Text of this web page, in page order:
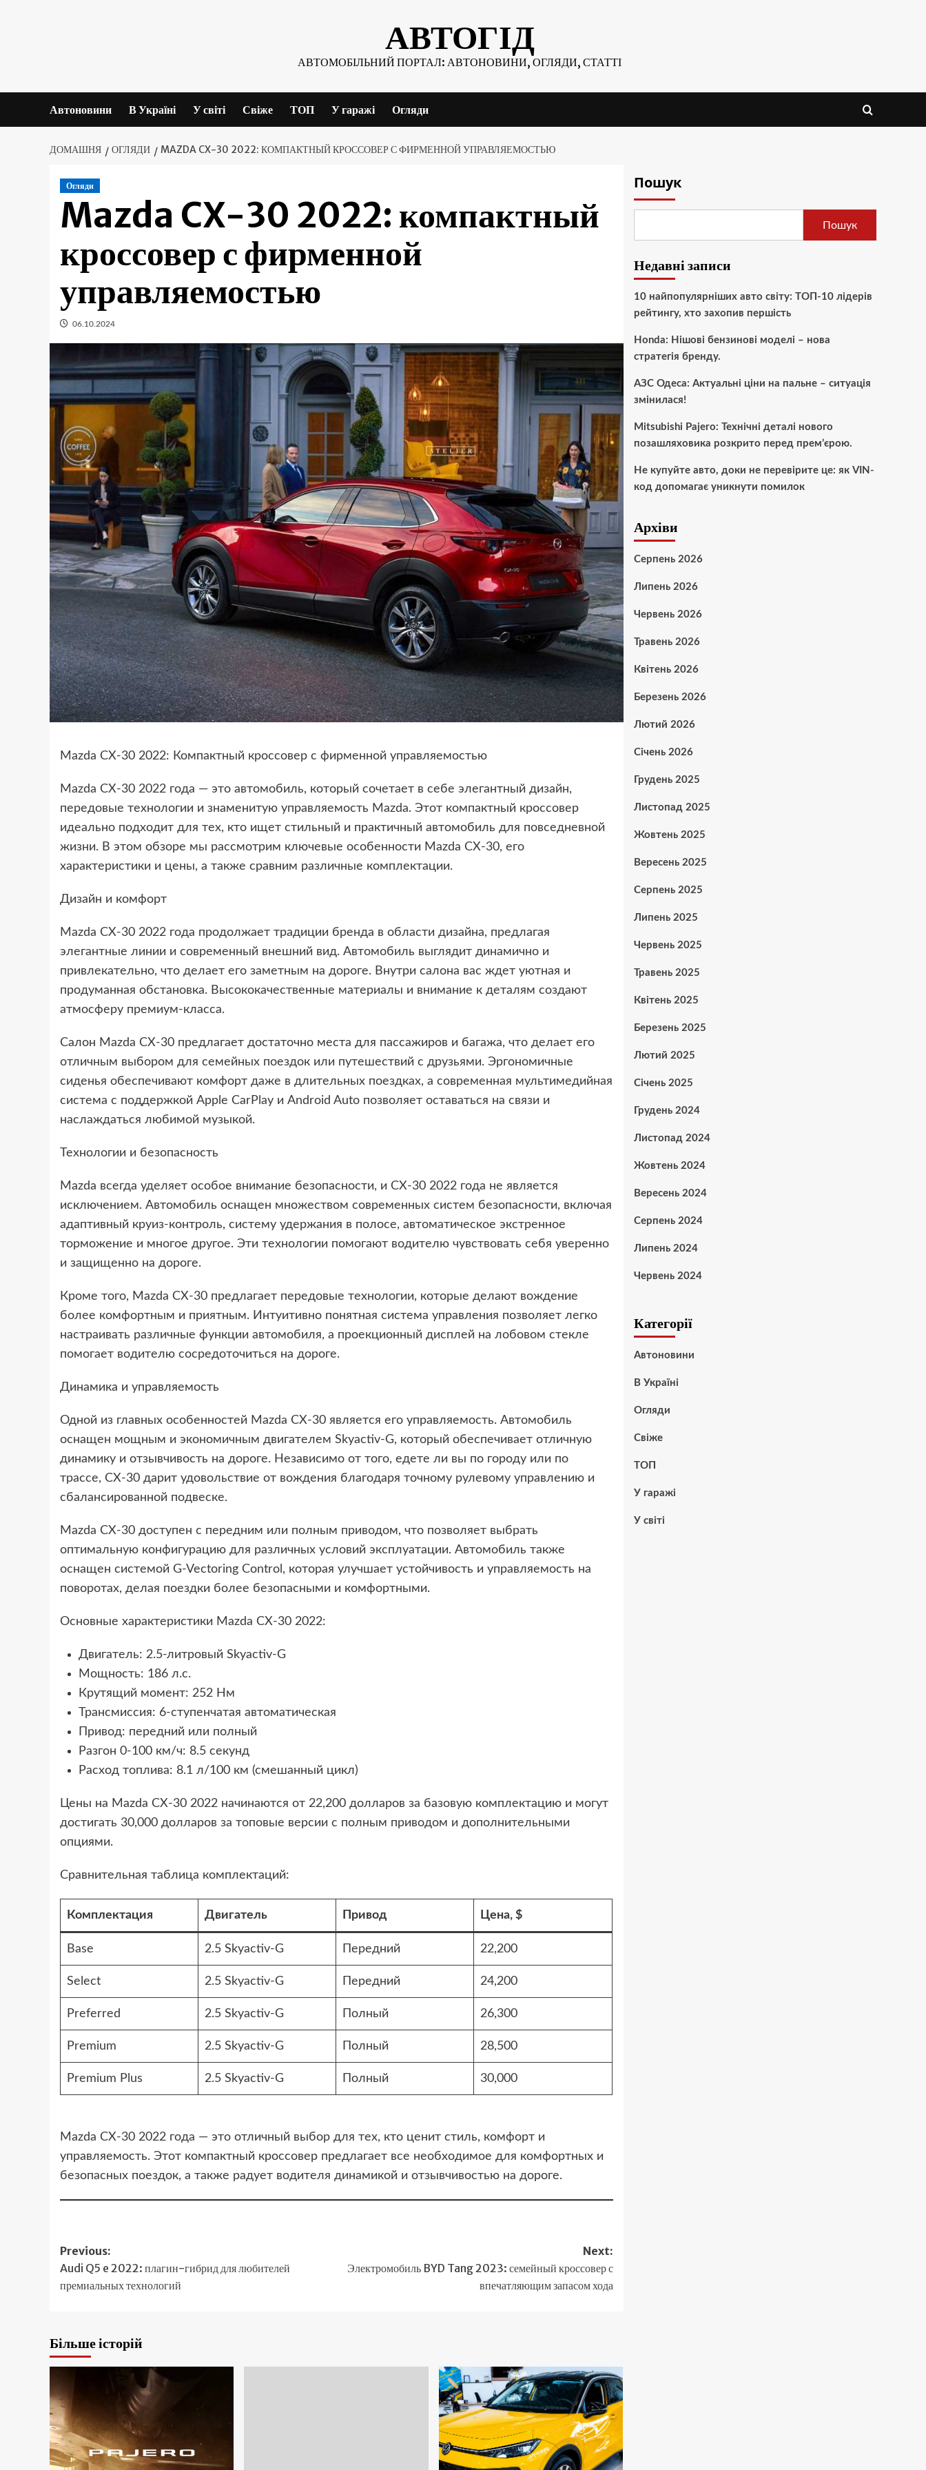
АВТОГІД
АВТОМОБІЛЬНИЙ ПОРТАЛ: АВТОНОВИНИ, ОГЛЯДИ, СТАТТІ
Автоновини В Україні У світі Свіже ТОП У гаражі Огляди
ДОМАШНЯ ОГЛЯДИ MAZDA CX-30 2022: КОМПАКТНЫЙ КРОССОВЕР С ФИРМЕННОЙ УПРАВЛЯЕМОСТЬЮ
Огляди
Mazda CX-30 2022: компактный
кроссовер с фирменной
управляемостью
06.10.2024
Mazda CX-30 2022: Компактный кроссовер с фирменной управляемостью
Mazda CX-30 2022 года — это автомобиль, который сочетает в себе элегантный дизайн,
передовые технологии и знаменитую управляемость Mazda. Этот компактный кроссовер
идеально подходит для тех, кто ищет стильный и практичный автомобиль для повседневной
жизни. В этом обзоре мы рассмотрим ключевые особенности Mazda CX-30, его
характеристики и цены, а также сравним различные комплектации.
Дизайн и комфорт
Mazda CX-30 2022 года продолжает традиции бренда в области дизайна, предлагая
элегантные линии и современный внешний вид. Автомобиль выглядит динамично и
привлекательно, что делает его заметным на дороге. Внутри салона вас ждет уютная и
продуманная обстановка. Высококачественные материалы и внимание к деталям создают
атмосферу премиум-класса.
Салон Mazda CX-30 предлагает достаточно места для пассажиров и багажа, что делает его
отличным выбором для семейных поездок или путешествий с друзьями. Эргономичные
сиденья обеспечивают комфорт даже в длительных поездках, а современная мультимедийная
система с поддержкой Apple CarPlay и Android Auto позволяет оставаться на связи и
наслаждаться любимой музыкой.
Технологии и безопасность
Mazda всегда уделяет особое внимание безопасности, и CX-30 2022 года не является
исключением. Автомобиль оснащен множеством современных систем безопасности, включая
адаптивный круиз-контроль, систему удержания в полосе, автоматическое экстренное
торможение и многое другое. Эти технологии помогают водителю чувствовать себя уверенно
и защищенно на дороге.
Кроме того, Mazda CX-30 предлагает передовые технологии, которые делают вождение
более комфортным и приятным. Интуитивно понятная система управления позволяет легко
настраивать различные функции автомобиля, а проекционный дисплей на лобовом стекле
помогает водителю сосредоточиться на дороге.
Динамика и управляемость
Одной из главных особенностей Mazda CX-30 является его управляемость. Автомобиль
оснащен мощным и экономичным двигателем Skyactiv-G, который обеспечивает отличную
динамику и отзывчивость на дороге. Независимо от того, едете ли вы по городу или по
трассе, CX-30 дарит удовольствие от вождения благодаря точному рулевому управлению и
сбалансированной подвеске.
Mazda CX-30 доступен с передним или полным приводом, что позволяет выбрать
оптимальную конфигурацию для различных условий эксплуатации. Автомобиль также
оснащен системой G-Vectoring Control, которая улучшает устойчивость и управляемость на
поворотах, делая поездки более безопасными и комфортными.
Основные характеристики Mazda CX-30 2022:
Двигатель: 2.5-литровый Skyactiv-G
Мощность: 186 л.с.
Крутящий момент: 252 Нм
Трансмиссия: 6-ступенчатая автоматическая
Привод: передний или полный
Разгон 0-100 км/ч: 8.5 секунд
Расход топлива: 8.1 л/100 км (смешанный цикл)
Цены на Mazda CX-30 2022 начинаются от 22,200 долларов за базовую комплектацию и могут
достигать 30,000 долларов за топовые версии с полным приводом и дополнительными
опциями.
Сравнительная таблица комплектаций:
Комплектация Двигатель Привод Цена, $
Base 2.5 Skyactiv-G Передний 22,200
Select 2.5 Skyactiv-G Передний 24,200
Preferred 2.5 Skyactiv-G Полный 26,300
Premium 2.5 Skyactiv-G Полный 28,500
Premium Plus 2.5 Skyactiv-G Полный 30,000
Mazda CX-30 2022 года — это отличный выбор для тех, кто ценит стиль, комфорт и
управляемость. Этот компактный кроссовер предлагает все необходимое для комфортных и
безопасных поездок, а также радует водителя динамикой и отзывчивостью на дороге.
Post
navigation
Previous:
Audi Q5 e 2022: плагин-гибрид для любителей
премиальных технологий
Next:
Электромобиль BYD Tang 2023: семейный кроссовер с
впечатляющим запасом хода
Більше історій
Пошук
Пошук
Недавні записи
10 найпопулярніших авто світу: ТОП-10 лідерів
рейтингу, хто захопив першість
Honda: Нішові бензинові моделі – нова
стратегія бренду.
АЗС Одеса: Актуальні ціни на пальне – ситуація
змінилася!
Mitsubishi Pajero: Технічні деталі нового
позашляховика розкрито перед прем’єрою.
Не купуйте авто, доки не перевірите це: як VIN-
код допомагає уникнути помилок
Архіви
Серпень 2026
Липень 2026
Червень 2026
Травень 2026
Квітень 2026
Березень 2026
Лютий 2026
Січень 2026
Грудень 2025
Листопад 2025
Жовтень 2025
Вересень 2025
Серпень 2025
Липень 2025
Червень 2025
Травень 2025
Квітень 2025
Березень 2025
Лютий 2025
Січень 2025
Грудень 2024
Листопад 2024
Жовтень 2024
Вересень 2024
Серпень 2024
Липень 2024
Червень 2024
Категорії
Автоновини
В Україні
Огляди
Свіже
ТОП
У гаражі
У світі